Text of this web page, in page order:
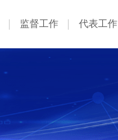
监督工作 代表工作